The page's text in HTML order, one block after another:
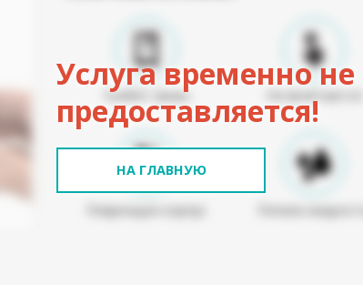
Услуга временно не
предоставляется!
НА ГЛАВНУЮ
Разбит экран Не включается
Поврежден корпус Попала жидкость